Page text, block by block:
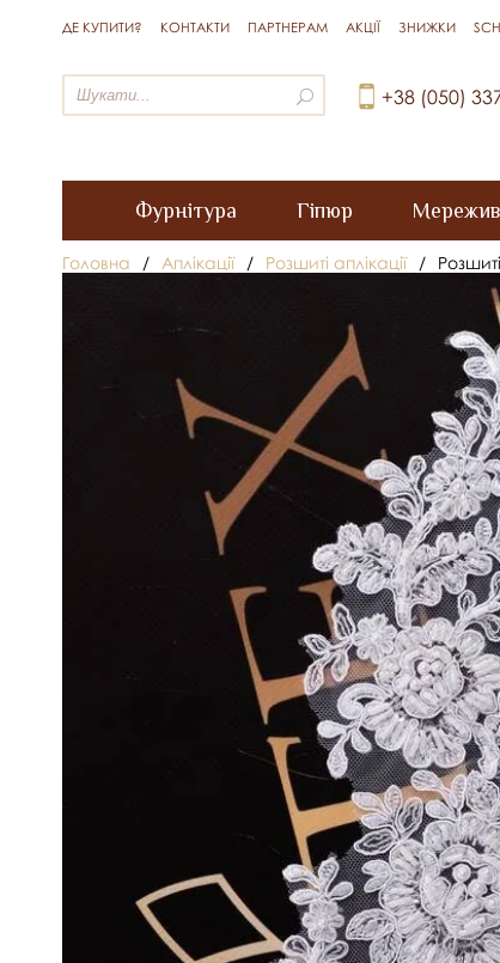
ДЕ КУПИТИ? КОНТАКТИ ПАРТНЕРАМ АКЦІЇ ЗНИЖКИ
+38 (050)
Фурнітура Гіпюр
Головна / Аплікації / Розшиті аплікації /